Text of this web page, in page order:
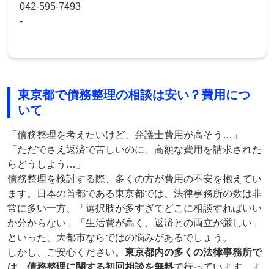
042-595-7493
-
東京都で債務整理の相談は安い？費用につ
いて
「債務整理を考えたいけど、弁護士費用が高そう…」
「ただでさえ返済で苦しいのに、高額な費用を請求された
らどうしよう…」
債務整理を検討する際、多くの方が費用の不安を抱えてい
ます。日本の首都である東京都では、法律事務所の数は非
常に多い一方、「選択肢が多すぎてどこに相談すればいい
か分からない」「生活費が高く、返済との両立が厳しい」
といった、大都市ならではの悩みがあるでしょう。
しかし、ご安心ください。 東京都内の多くの法律事務所で
は、債務整理に関する初回相談を無料で行っています。ま